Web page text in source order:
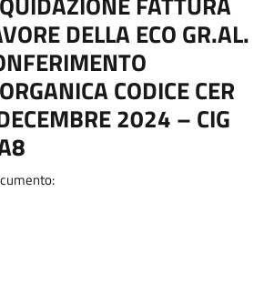
DELLA ECO GR.AL.
CODICE CER
2024 – CIG